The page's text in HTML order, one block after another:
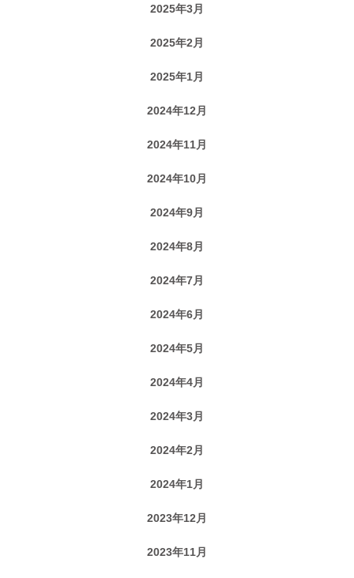
2025年3月
2025年2月
2025年1月
2024年12月
2024年11月
2024年10月
2024年9月
2024年8月
2024年7月
2024年6月
2024年5月
2024年4月
2024年3月
2024年2月
2024年1月
2023年12月
2023年11月